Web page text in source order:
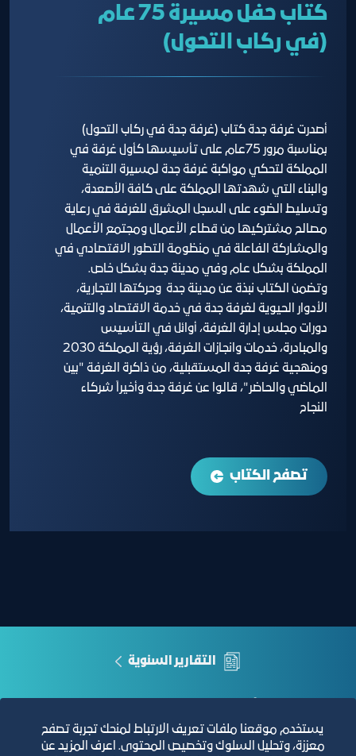
كتاب حفل مسيرة 75 عام
(في ركاب التحول)
أصدرت غرفة جدة كتاب (غرفة جدة في ركاب التحول)
بمناسبة مرور 75عام على تأسيسها كأول غرفة في
المملكة لتحكي مواكبة غرفة جدة لمسيرة التنمية
والبناء التي شهدتها المملكة على كافة الأصعدة،
وتسليط الضوء على السجل المشرق للغرفة في رعاية
مصالح مشتركيها من قطاع الأعمال ومجتمع الأعمال
والمشاركة الفاعلة في منظومة التطور الاقتصادي في
المملكة بشكل عام وفي مدينة جدة بشكل خاص.
وتضمن الكتاب نبذة عن مدينة جدة وحركتها التجارية،
الأدوار الحيوية لغرفة جدة في خدمة الاقتصاد والتنمية،
دورات مجلس إدارة الغرفة، أوائل في التأسيس
والمبادرة، خدمات وانجازات الغرفة، رؤية المملكة 2030
ومنهجية غرفة جدة المستقبلية، من ذاكرة الغرفة "بين
الماضي والحاضر"، قالوا عن غرفة جدة وأخيراً شركاء
النجاح
تصفح الكتاب
التقارير السنوية
مجلة التجارة الإلكترونية
يستخدم موقعنا ملفات تعريف الارتباط لمنحك تجربة تصفح
معززة، وتحليل السلوك وتخصيص المحتوى. اعرف المزيد عن